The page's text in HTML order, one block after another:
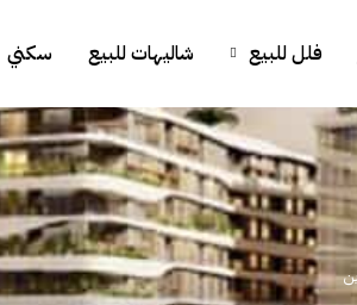
فلل للبيع شاليهات للبيع سكني